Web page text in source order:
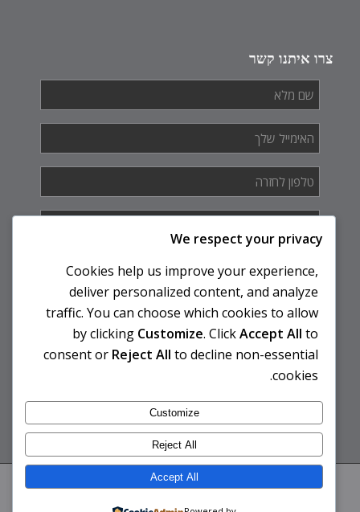
צרו איתנו קשר
שם
מלא *
האימייל
שלך *
טלפון
לחזרה *
איך
יכולים
לך?
| עיצוב אתר - עינת איניTHE-BRAND
We respect your privacy
Cookies help us improve your experience,
deliver personalized content, and analyze
traffic. You can choose which cookies to allow
by clicking Customize. ClickAccept All to
consent or Reject All to decline non-essential
cookies.
Customize
Reject All
Accept All